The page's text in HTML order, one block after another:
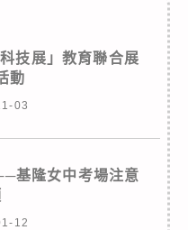
技展」教育聯合展
動
03
基隆女中考場注意
12